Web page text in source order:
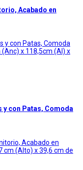
Acabado en
y con Patas, Comoda